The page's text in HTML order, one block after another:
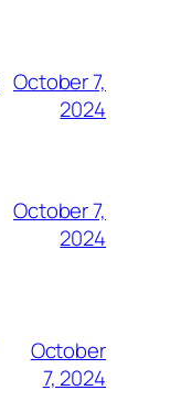
October 7,
2024
October 7,
2024
October
7, 2024